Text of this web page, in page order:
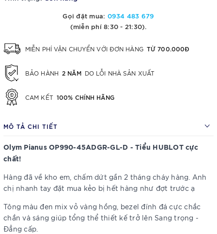
Gọi đặt mua: 0934 483 679
(miễn phí 8:30 - 21:30).
MIỄN PHÍ VẬN CHUYỂN VỚI ĐƠN HÀNG TỪ 700.000Đ
BẢO HÀNH 2 NĂM DO LỖI NHÀ SẢN XUẤT
CAM KẾT 100% CHÍNH HÃNG
MÔ TẢ CHI TIẾT
Olym Pianus OP990-45ADGR-GL-D - Tiểu HUBLOT cực
chất!
Hàng đã về kho em, chấm dứt gần 2 tháng cháy hàng. Anh
chị nhanh tay đặt mua kẻo bị hết hàng như đợt trước ạ
Tông màu đen mix vỏ vàng hồng, bezel đính đá cực chắc
chắn và sáng giúp tổng thể thiết kế trở lên Sang trọng -
Đẳng cấp.